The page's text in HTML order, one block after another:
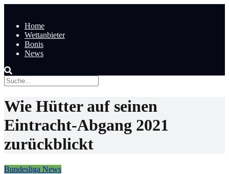
Home
Wettanbieter
Bonis
News
Wie Hütter auf seinen
Eintracht-Abgang 2021
zurückblickt
Bundesliga News